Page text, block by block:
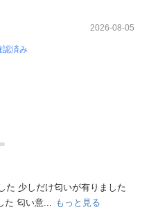
認済み
2026-08-05
た 少しだけ匂いが有りました
た 匂い意...
もっと見る